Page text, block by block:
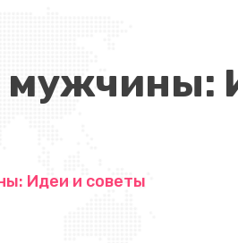
мужчины:
Идеи и советы